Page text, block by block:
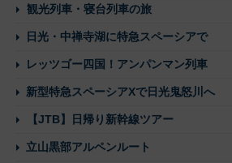
観光列車・寝台列車の旅
日光・中禅寺湖に特急スペーシアで
レッツゴー四国！アンパンマン列車
新型特急スペーシアXで日光鬼怒川へ
【JTB】日帰り新幹線ツアー
立山黒部アルペンルート